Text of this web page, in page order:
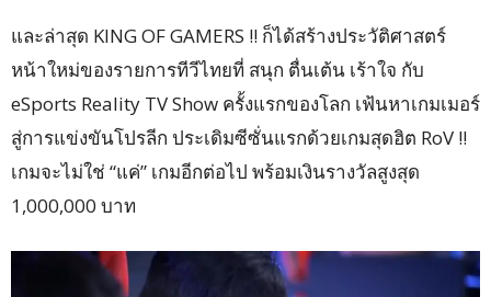
และล่าสุด KING OF GAMERS !! ก็ได้สร้างประวัติศาสตร์
หน้าใหม่ของรายการทีวีไทยที่ สนุก ตื่นเต้น เร้าใจ กับ
eSports Reality TV Show ครั้งแรกของโลก เฟ้นหาเกมเมอร์
สู่การแข่งขันโปรลีก ประเดิมซีซั่นแรกด้วยเกมสุดฮิต RoV !!
เกมจะไม่ใช่ “แค่” เกมอีกต่อไป พร้อมเงินรางวัลสูงสุด
1,000,000 บาท